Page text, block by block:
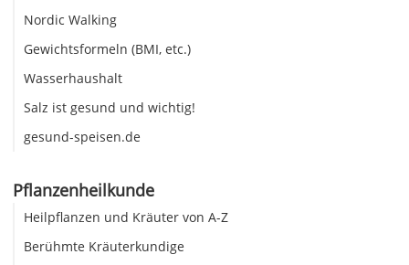
Nordic Walking
Gewichtsformeln (BMI, etc.)
Wasserhaushalt
Salz ist gesund und wichtig!
gesund-speisen.de
Pflanzenheilkunde
Heilpflanzen und Kräuter von A-Z
Berühmte Kräuterkundige